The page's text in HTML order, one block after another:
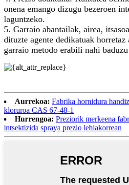
onena emango dizugu bezeroen
laguntzeko.
5. Garraio abantailak, airea,
dituzte agente dedikatuak
garraio metodo erabili nahi
Aurrekoa: Fabrika hornidura
kloruroa CAS 67-48-1
Hurrengoa: Preziorik merkeena
intsektizida spraya prezio lehiakorrean